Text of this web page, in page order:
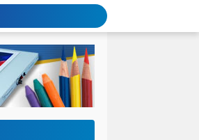
Gedung Baru.
2025
Prabowo Subianto